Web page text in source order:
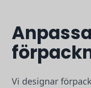
Vi designar